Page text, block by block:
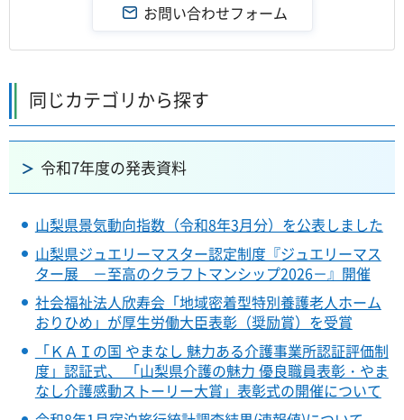
同じカテゴリから探す
令和7年度の発表資料
山梨県景気動向指数（令和8年3月分）を公表しました
山梨県ジュエリーマスター認定制度『ジュエリーマス
ター展 －至高のクラフトマンシップ2026－』開催
社会福祉法人欣寿会「地域密着型特別養護老人ホーム
おりひめ」が厚生労働大臣表彰（奨励賞）を受賞
「ＫＡＩの国 やまなし 魅力ある介護事業所認証評価制
度」認証式、 「山梨県介護の魅力 優良職員表彰・やま
なし介護感動ストーリー大賞」表彰式の開催について